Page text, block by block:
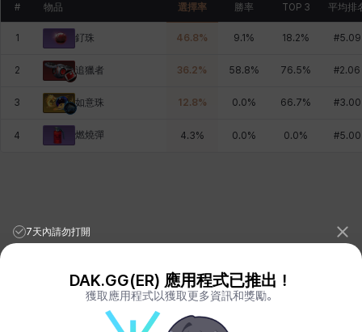
# 物品 選擇率 勝率 TOP 3 平均排
1 釕珠 46.8% 9.1% 18.2% #5.09
2 追獵者 36.2% 58.8% 76.5% #2.06
3 如意珠 12.8% 0.0% 66.7% #3.00
4 燃燒彈 4.3% 0.0% 0.0% #5.00
League of Legends StatsPORO.GG
Teamfight Tactics Stats
LOLCHESS.GG
7天內請勿打開
DAK.GG(ER) 應用程式已推出！
獲取應用程式以獲取更多資訊和獎勵。